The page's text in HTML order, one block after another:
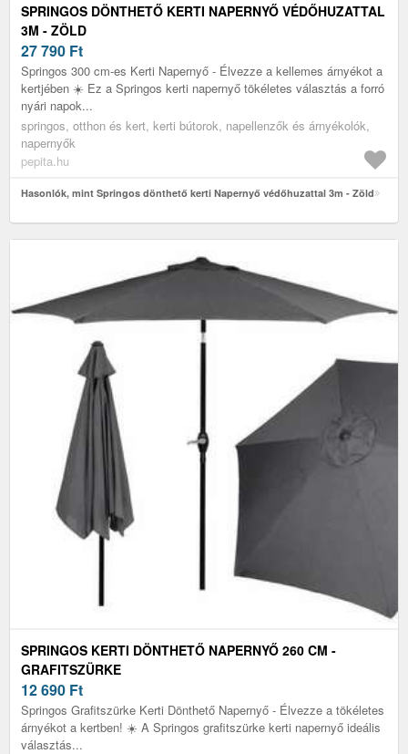
SPRINGOS DÖNTHETŐ KERTI NAPERNYŐ VÉDŐHUZATTAL
3M - ZÖLD
27 790 Ft
Springos 300 cm-es Kerti Napernyő - Élvezze a kellemes árnyékot a
kertjében ☀️ Ez a Springos kerti napernyő tökéletes választás a forró
nyári napok...
springos, otthon és kert, kerti bútorok, napellenzők és árnyékolók,
napernyők
pepita.hu
Hasonlók, mint Springos dönthető kerti Napernyő védőhuzattal 3m - Zöld
SPRINGOS KERTI DÖNTHETŐ NAPERNYŐ 260 CM -
GRAFITSZÜRKE
12 690 Ft
Springos Grafitszürke Kerti Dönthető Napernyő - Élvezze a tökéletes
árnyékot a kertben! ☀️ A Springos grafitszürke kerti napernyő ideális
választás...